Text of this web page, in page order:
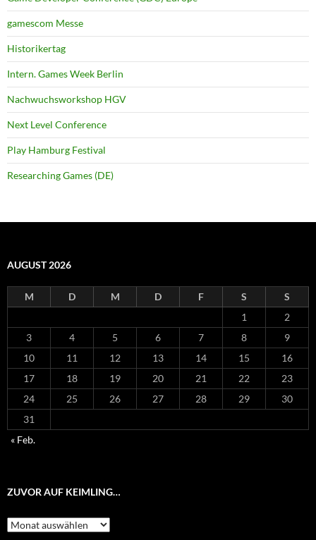
gamescom Messe
Historikertag
Intern. Games Week Berlin
Nachwuchsworkshop HGV
Next Level Conference
Play Hamburg Festival
Researching Games (DE)
AUGUST 2026
M D M D F S
S
1
2
3
4 5 6 7 8
9
10
11 12 13 14 15
16
17
18 19 20 21 22
23
24
25 26 27 28 29
30
31
« Feb.
ZUVOR AUF KEIMLING…
Zuvor
auf